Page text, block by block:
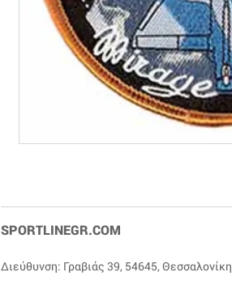
SPORTLINEGR.COM
Διεύθυνση: Γραβιάς 39, 54645, Θεσσαλονίκη